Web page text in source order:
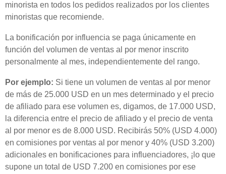
minorista en todos los pedidos realizados por los clientes
minoristas que recomiende.
La bonificación por influencia se paga únicamente en
función del volumen de ventas al por menor inscrito
personalmente al mes, independientemente del rango.
Por ejemplo: Si tiene un volumen de ventas al por menor
de más de 25.000 USD en un mes determinado y el precio
de afiliado para ese volumen es, digamos, de 17.000 USD,
la diferencia entre el precio de afiliado y el precio de venta
al por menor es de 8.000 USD. Recibirás 50% (USD 4.000)
en comisiones por ventas al por menor y 40% (USD 3.200)
adicionales en bonificaciones para influenciadores, ¡lo que
supone un total de USD 7.200 en comisiones por ese